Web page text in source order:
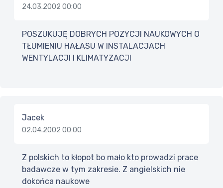
24.03.2002 00:00
POSZUKUJĘ DOBRYCH POZYCJI NAUKOWYCH O
TŁUMIENIU HAŁASU W INSTALACJACH
WENTYLACJI I KLIMATYZACJI
Jacek
02.04.2002 00:00
Z polskich to kłopot bo mało kto prowadzi prace
badawcze w tym zakresie. Z angielskich nie
dokońca naukowe